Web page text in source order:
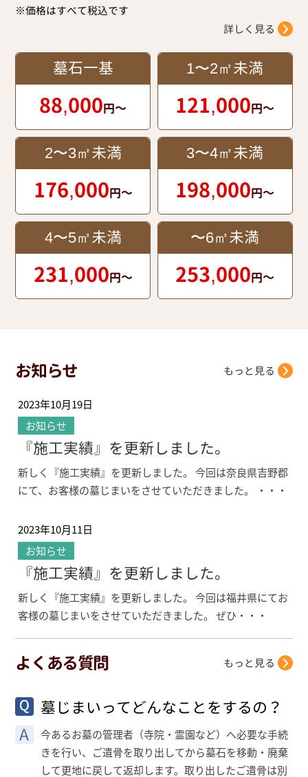
※価格はすべて税込です
詳しく見る
墓石一基
88,000円～
1〜2㎡未満
121,000円～
2〜3㎡未満
176,000円～
3〜4㎡未満
198,000円～
4〜5㎡未満
231,000円～
〜6㎡未満
253,000円～
お知らせ もっと見る
2023年10月19日
お知らせ
『施工実績』を更新しました。
新しく『施工実績』を更新しました。 今回は奈良県吉野郡
にて、お客様の墓じまいをさせていただきました。 ・・・
2023年10月11日
お知らせ
『施工実績』を更新しました。
新しく『施工実績』を更新しました。 今回は福井県にてお
客様の墓じまいをさせていただきました。 ぜひ・・・
よくある質問 もっと見る
墓じまいってどんなことをするの？
今あるお墓の管理者（寺院・霊園など）へ必要な手続
きを行い、ご遺骨を取り出してから墓石を移動・廃棄
して更地に戻して返却します。取り出したご遺骨は別